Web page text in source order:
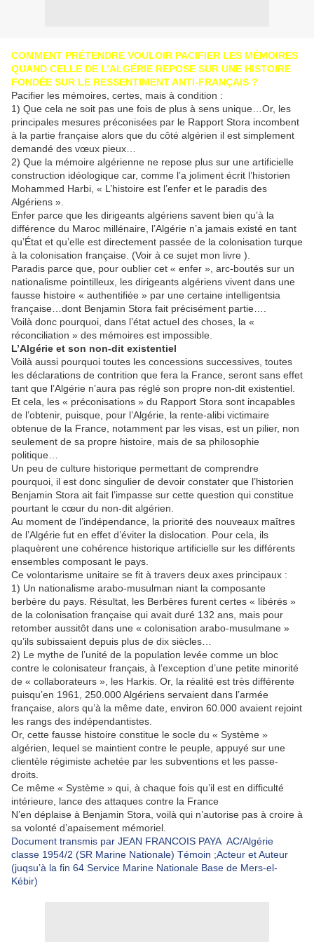
COMMENT PRÉTENDRE VOULOIR PACIFIER LES MÉMOIRES
QUAND CELLE DE L’ALGÉRIE REPOSE SUR UNE HISTOIRE
FONDÉE SUR LE RESSENTIMENT ANTI-FRANÇAIS ?
Pacifier les mémoires, certes, mais à condition :
1) Que cela ne soit pas une fois de plus à sens unique…Or, les
principales mesures préconisées par le Rapport Stora incombent
à la partie française alors que du côté algérien il est simplement
demandé des vœux pieux…
2) Que la mémoire algérienne ne repose plus sur une artificielle
construction idéologique car, comme l’a joliment écrit l’historien
Mohammed Harbi, « L’histoire est l’enfer et le paradis des
Algériens ».
Enfer parce que les dirigeants algériens savent bien qu’à la
différence du Maroc millénaire, l’Algérie n’a jamais existé en tant
qu’État et qu’elle est directement passée de la colonisation turque
à la colonisation française. (Voir à ce sujet mon livre ).
Paradis parce que, pour oublier cet « enfer », arc-boutés sur un
nationalisme pointilleux, les dirigeants algériens vivent dans une
fausse histoire « authentifiée » par une certaine intelligentsia
française…dont Benjamin Stora fait précisément partie….
Voilà donc pourquoi, dans l’état actuel des choses, la «
réconciliation » des mémoires est impossible.
L’Algérie et son non-dit existentiel
Voilà aussi pourquoi toutes les concessions successives, toutes
les déclarations de contrition que fera la France, seront sans effet
tant que l’Algérie n’aura pas réglé son propre non-dit existentiel.
Et cela, les « préconisations » du Rapport Stora sont incapables
de l’obtenir, puisque, pour l’Algérie, la rente-alibi victimaire
obtenue de la France, notamment par les visas, est un pilier, non
seulement de sa propre histoire, mais de sa philosophie
politique…
Un peu de culture historique permettant de comprendre
pourquoi, il est donc singulier de devoir constater que l’historien
Benjamin Stora ait fait l’impasse sur cette question qui constitue
pourtant le cœur du non-dit algérien.
Au moment de l’indépendance, la priorité des nouveaux maîtres
de l’Algérie fut en effet d’éviter la dislocation. Pour cela, ils
plaquèrent une cohérence historique artificielle sur les différents
ensembles composant le pays.
Ce volontarisme unitaire se fit à travers deux axes principaux :
1) Un nationalisme arabo-musulman niant la composante
berbère du pays. Résultat, les Berbères furent certes « libérés »
de la colonisation française qui avait duré 132 ans, mais pour
retomber aussitôt dans une « colonisation arabo-musulmane »
qu’ils subissaient depuis plus de dix siècles…
2) Le mythe de l’unité de la population levée comme un bloc
contre le colonisateur français, à l’exception d’une petite minorité
de « collaborateurs », les Harkis. Or, la réalité est très différente
puisqu’en 1961, 250.000 Algériens servaient dans l’armée
française, alors qu’à la même date, environ 60.000 avaient rejoint
les rangs des indépendantistes.
Or, cette fausse histoire constitue le socle du « Système »
algérien, lequel se maintient contre le peuple, appuyé sur une
clientèle régimiste achetée par les subventions et les passe-
droits.
Ce même « Système » qui, à chaque fois qu’il est en difficulté
intérieure, lance des attaques contre la France
N’en déplaise à Benjamin Stora, voilà qui n’autorise pas à croire à
sa volonté d’apaisement mémoriel.
Document transmis par JEAN FRANCOIS PAYA AC/Algérie
classe 1954/2 (SR Marine Nationale) Témoin ;Acteur et Auteur
(juqsu’à la fin 64 Service Marine Nationale Base de Mers-el-
Kébir)